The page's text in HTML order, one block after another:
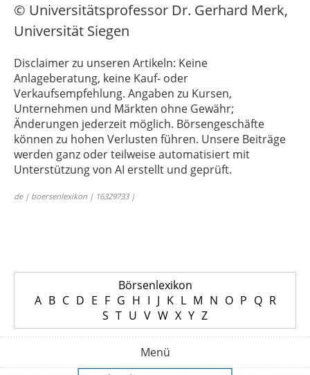
© Universitätsprofessor Dr. Gerhard Merk,
Universität Siegen
Disclaimer zu unseren Artikeln: Keine
Anlageberatung, keine Kauf- oder
Verkaufsempfehlung. Angaben zu Kursen,
Unternehmen und Märkten ohne Gewähr;
Änderungen jederzeit möglich. Börsengeschäfte
können zu hohen Verlusten führen. Unsere Beiträge
werden ganz oder teilweise automatisiert mit
Unterstützung von AI erstellt und geprüft.
de | boersenlexikon | 16329733 |
Börsenlexikon
A B C D E F G H I J K L M N O P Q R
S T U V W X Y Z
Menü